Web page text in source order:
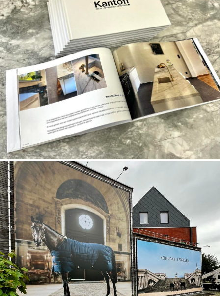
Spandoekframes met led verlichting, spandoeken,
raamstickers, fotopanelen, peesdoekframes en
meer.. voor Cloots Ruitersport & Kentucky
Horsewear
Bestickeringen en peesdoek voor Lingerie Anne
Saterdag